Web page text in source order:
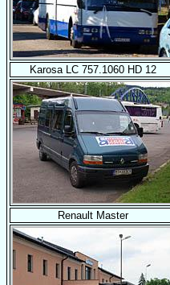
Karosa LC 757.1060 HD 12
Renault Master